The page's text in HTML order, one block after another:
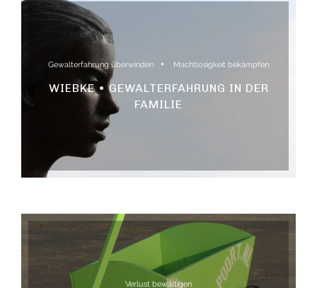
Gewalterfahrung überwinden Machtlosigkeit bekämpfen
WIEBKE • GEWALTERFAHRUNG IN DER
FAMILIE
Verlust bewältigen